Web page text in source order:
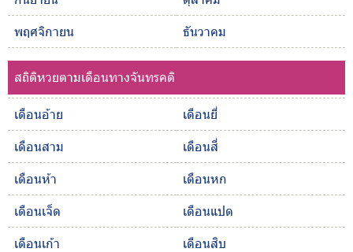
พฤศจิกายน
ธันวาคม
สถิติหวยตามเดือนทางจันทรคติ
เดือนอ้าย
เดือนยี่
เดือนสาม
เดือนสี่
เดือนห้า
เดือนหก
เดือนเจ็ด
เดือนแปด
เดือนเก้า
เดือนสิบ